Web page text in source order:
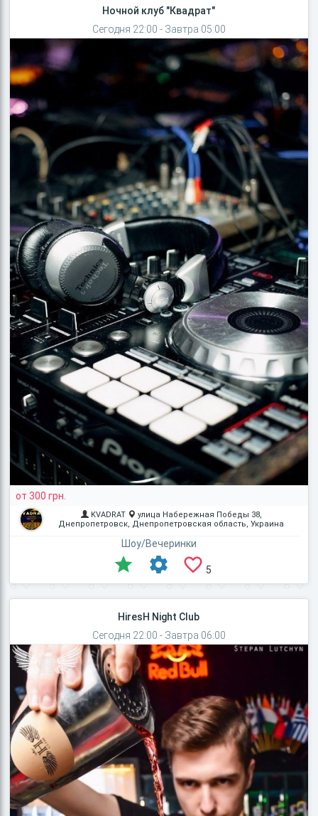
Ночной клуб "Квадрат"
Сегодня 22:00 - Завтра 05:00
от 300 грн.
KVADRAT
улица Набережная Победы 38,
Днепропетровск, Днепропетровская область, Украина
Шоу/Вечеринки
5
HiresH Night Club
Сегодня 22:00 - Завтра 06:00